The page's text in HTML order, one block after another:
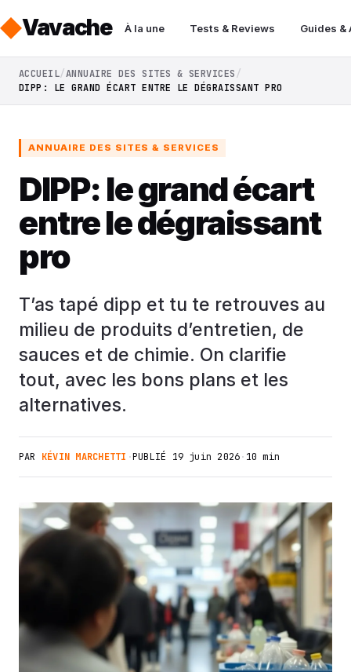
Vavache À la une Tests & Reviews Guides &
ACCUEIL ANNUAIRE DES SITES & SERVICES
DIPP: LE GRAND ÉCART ENTRE LE DÉGRAISSANT PRO
ANNUAIRE DES SITES & SERVICES
DIPP: le grand écart
entre le dégraissant
pro
T’as tapé dipp et tu te retrouves au
milieu de produits d’entretien, de
sauces et de chimie. On clarifie
tout, avec les bons plans et les
alternatives.
PAR KÉVIN MARCHETTI ·PUBLIÉ 19 juin 2026· 10 min